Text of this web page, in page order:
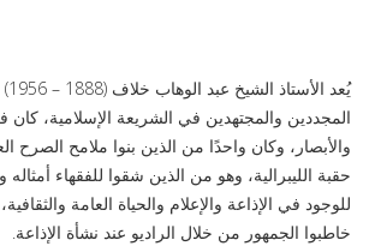
المجددين والمجتهدين في الشريعة الإسلامية،
والأبصار، وكان واحدًا من الذين بنوا ملامح
حقبة الليبرالية، وهو من الذين شقوا للفقهاء أمثاله
للوجود في الإذاعة والإعلام والحياة العامة
خاطبوا الجمهور من خلال الراديو عند نشأة الإذاعة.